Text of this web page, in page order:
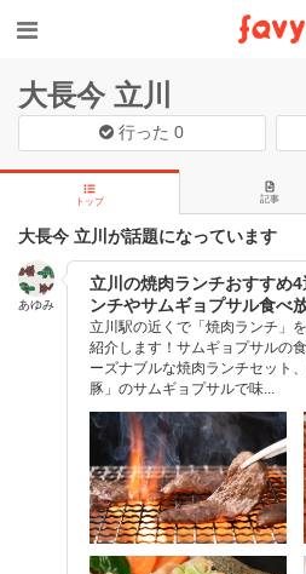
大長今 立川
行った0
トップ 記事
大長今 立川が話題になっています
あゆみ
立川の焼肉ランチおすすめ
ンチやサムギョプサル食べ
立川駅の近くで「焼肉ランチ」
紹介します！サムギョプサルの
ーズナブルな焼肉ランチセット
豚」のサムギョプサルで味...